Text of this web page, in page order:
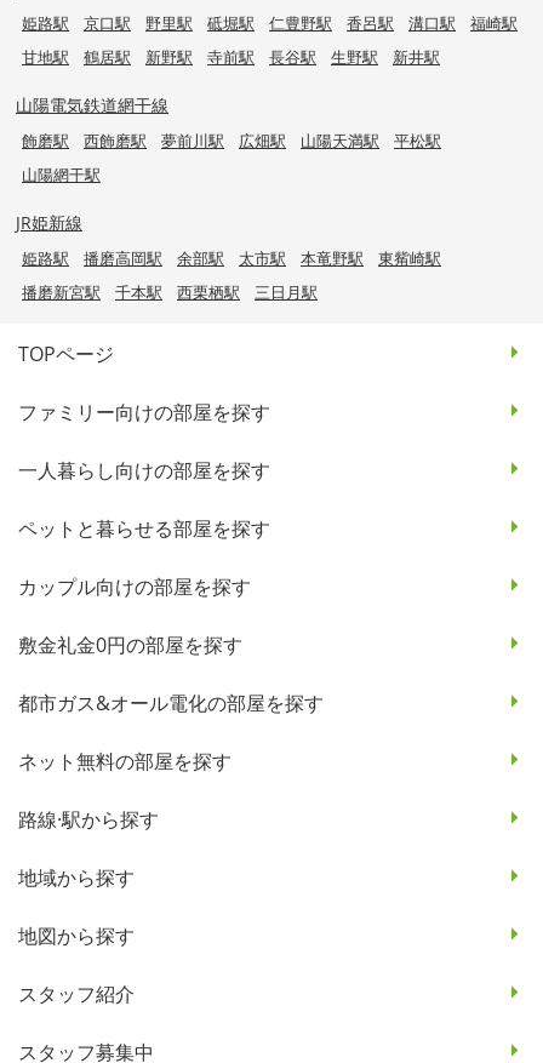
姫路駅 京口駅 野里駅 砥堀駅 仁豊野駅 香呂駅 溝口駅
福崎駅
甘地駅
鶴居駅 新野駅 寺前駅 長谷駅 生野駅 新井駅
山陽電気鉄道網干線
飾磨駅 西飾磨駅 夢前川駅 広畑駅 山陽天満駅
平松駅
山陽網干駅
JR姫新線
姫路駅 播磨高岡駅 余部駅 太市駅 本竜野駅
東觜崎駅
播磨新宮駅
千本駅 西栗栖駅 三日月駅
TOPページ
ファミリー向けの部屋を探す
一人暮らし向けの部屋を探す
ペットと暮らせる部屋を探す
カップル向けの部屋を探す
敷金礼金0円の部屋を探す
都市ガス&オール電化の部屋を探す
ネット無料の部屋を探す
路線·駅から探す
地域から探す
地図から探す
スタッフ紹介
スタッフ募集中